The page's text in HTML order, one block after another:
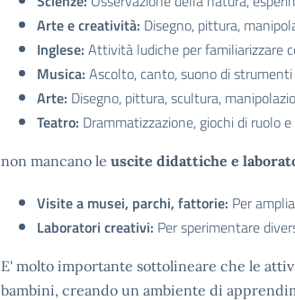
Arte e creatività: Disegno, pittura,
Inglese: Attività ludiche per familiarizzare
Musica: Ascolto, canto, suono di
Arte: Disegno, pittura, scultura,
Teatro: Drammatizzazione, giochi di ruolo
non mancano le uscite didattiche e
Visite a musei, parchi, fattorie: Per
Laboratori creativi: Per sperimentare
E' molto importante sottolineare che le
bambini, creando un ambiente di